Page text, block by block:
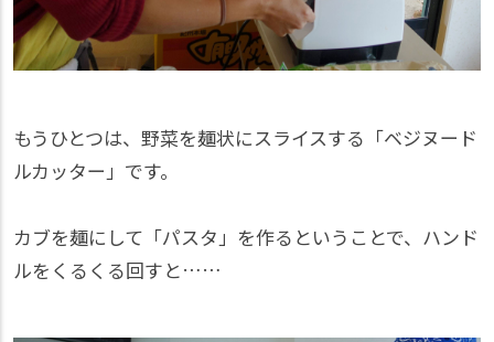
もうひとつは、野菜を麺状にスライスする「ベジヌード
ルカッター」です。
カブを麺にして「パスタ」を作るということで、ハンド
ルをくるくる回すと……